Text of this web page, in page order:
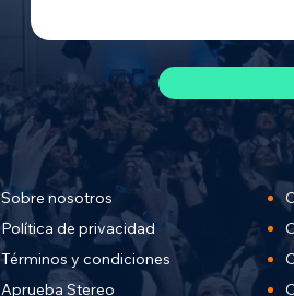
Sobre nosotros
Política de privacidad
Términos y condiciones
Aprueba Stereo